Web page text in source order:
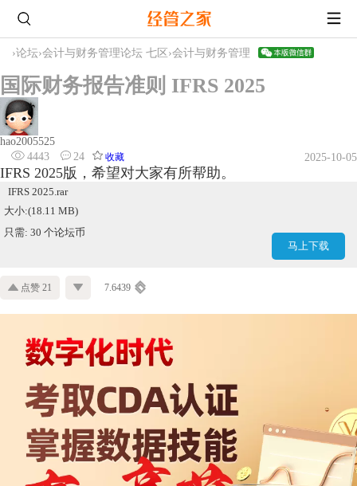
›论坛›会计与财务管理论坛 七区 ›会计与财务管理
国际财务报告准则 IFRS 2025
hao2005525
4443
24 收藏 2025-10-05
IFRS 2025版，希望对大家有所帮助。
IFRS 2025.rar
大小:(18.11 MB)
只需: 30 个论坛币
马上下载
点赞 21 7.6439